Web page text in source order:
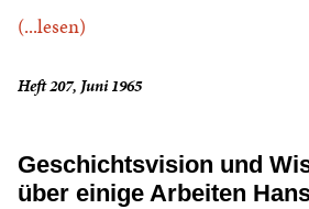
(...lesen)
Heft 207, Juni 1965
Geschichtsvision und
über einige Arbeiten